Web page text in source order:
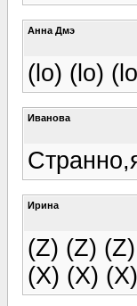
Анна Дмэ
(lo) (lo)
Иванова
Ирина
(Z) (Z)
(X) (X)